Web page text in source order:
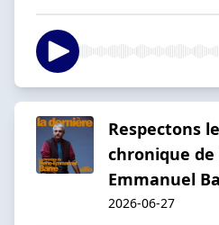
Respectons
chronique de
Emmanuel
2026-06-27